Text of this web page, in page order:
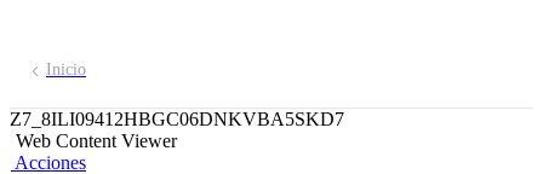
Inicio
Z7_8ILI09412HBGC06DNKVBA5SKD7
Web Content Viewer
Acciones